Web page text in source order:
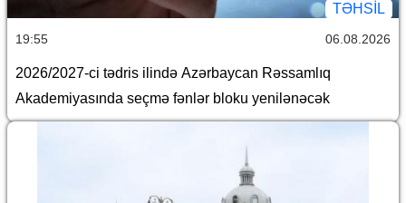
TƏHSIL
19:55 06.08.2026
2026/2027-ci tədris ilində Azərbaycan Rəssamlıq
Akademiyasında seçmə fənlər bloku yenilənəcək